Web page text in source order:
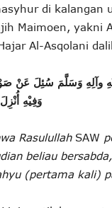
di kalangan
Maimoen, yakni
Al-Asqolani
وآلِهِ وَسَلَّمَ سُئِلَ عَنْ
وَفِيْهِ
Rasulullah SAW
beliau
(pertama kali)